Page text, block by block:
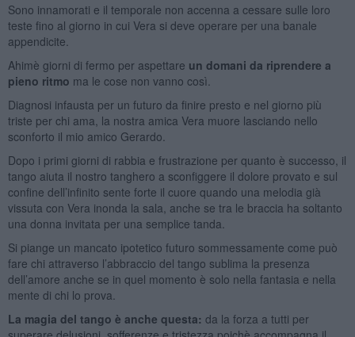
Sono innamorati e il temporale non accenna a cessare sulle loro
teste fino al giorno in cui Vera si deve operare per una banale
appendicite.
Ahimè giorni di fermo per aspettare un domani da riprendere a
pieno ritmo ma le cose non vanno così.
Diagnosi infausta per un futuro da finire presto e nel giorno più
triste per chi ama, la nostra amica Vera muore lasciando nello
sconforto il mio amico Gerardo.
Dopo i primi giorni di rabbia e frustrazione per quanto è successo, il
tango aiuta il nostro tanghero a sconfiggere il dolore provato e sul
confine dell’infinito sente forte il cuore quando una melodia già
vissuta con Vera inonda la sala, anche se tra le braccia ha soltanto
una donna invitata per una semplice tanda.
Si piange un mancato ipotetico futuro sommessamente come può
fare chi attraverso l’abbraccio del tango sublima la presenza
dell’amore anche se in quel momento è solo nella fantasia e nella
mente di chi lo prova.
La magia del tango è anche questa: da la forza a tutti per